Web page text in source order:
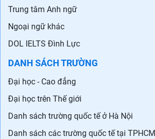
Trung tâm Anh ngữ
Ngoại ngữ khác
DOL IELTS Đình Lực
DANH SÁCH TRƯỜNG
Đại học - Cao đẳng
Đại học trên Thế giới
Danh sách trường quốc tế ở Hà Nội
Danh sách các trường quốc tế tại TPHCM